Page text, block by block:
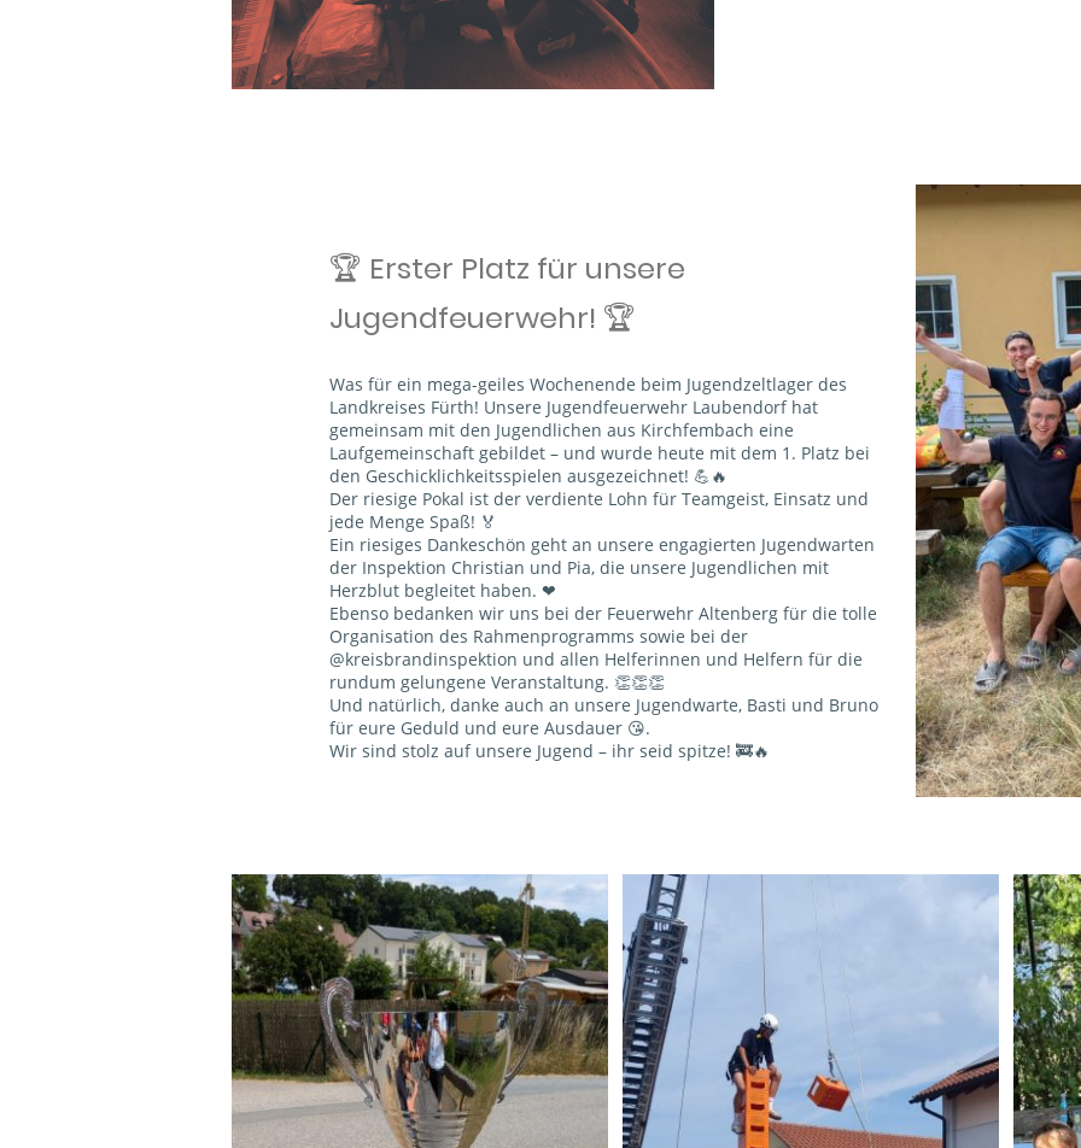
🏆 Erster Platz für unsere
Jugendfeuerwehr! 🏆
Was für ein mega-geiles Wochenende beim Jugendzeltlager des
Landkreises Fürth! Unsere Jugendfeuerwehr Laubendorf hat
gemeinsam mit den Jugendlichen aus Kirchfembach eine
Laufgemeinschaft gebildet – und wurde heute mit dem 1. Platz bei
den Geschicklichkeitsspielen ausgezeichnet! 💪🔥
Der riesige Pokal ist der verdiente Lohn für Teamgeist, Einsatz und
jede Menge Spaß! 🏅
Ein riesiges Dankeschön geht an unsere engagierten Jugendwarten
der Inspektion Christian und Pia, die unsere Jugendlichen mit
Herzblut begleitet haben. ❤
Ebenso bedanken wir uns bei der Feuerwehr Altenberg für die tolle
Organisation des Rahmenprogramms sowie bei der
@kreisbrandinspektion und allen Helferinnen und Helfern für die
rundum gelungene Veranstaltung. 👏👏👏
Und natürlich, danke auch an unsere Jugendwarte, Basti und Bruno
für eure Geduld und eure Ausdauer 😘.
Wir sind stolz auf unsere Jugend – ihr seid spitze! 🚒🔥